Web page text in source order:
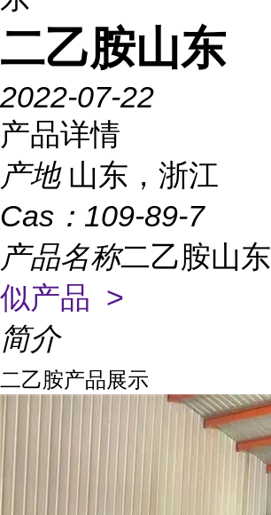
二乙胺山东
2022-07-22
产品详情
产地 山东，浙江
Cas： 109-89-7
产品名称二乙胺山东
似产品 >
简介
二乙胺产品展示